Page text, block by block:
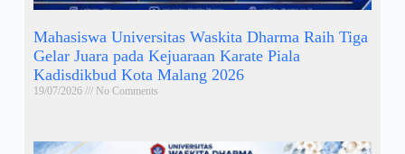
Mahasiswa Universitas Waskita Dharma Raih Tiga
Gelar Juara pada Kejuaraan Karate Piala
Kadisdikbud Kota Malang 2026
19/07/2026 No Comments